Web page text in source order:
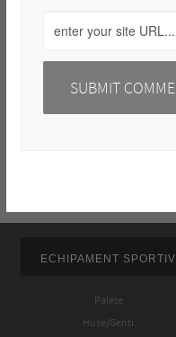
ECHIPAMENT SPORTIV
Palete
Huse/Genti